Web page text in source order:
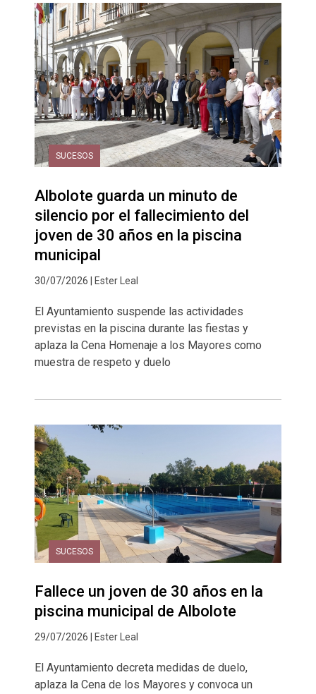
SUCESOS
Albolote guarda un minuto de
silencio por el fallecimiento del
joven de 30 años en la piscina
municipal
30/07/2026 | Ester Leal
El Ayuntamiento suspende las actividades
previstas en la piscina durante las fiestas y
aplaza la Cena Homenaje a los Mayores como
muestra de respeto y duelo
SUCESOS
Fallece un joven de 30 años en la
piscina municipal de Albolote
29/07/2026 | Ester Leal
El Ayuntamiento decreta medidas de duelo,
aplaza la Cena de los Mayores y convoca un